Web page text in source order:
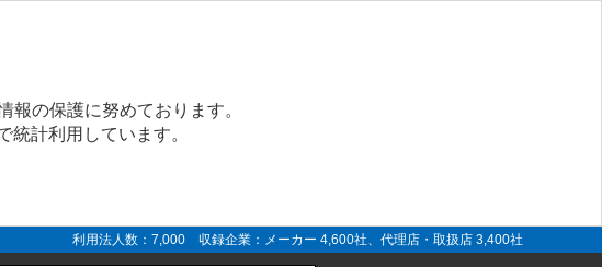
の保護に努めております。
計利用しています。
利用法人数：7,000 収録企業：メーカー 4,600社、代理店・取扱店 3,400社